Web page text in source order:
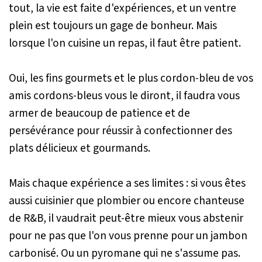
tout, la vie est faite d'expériences, et un ventre
plein est toujours un gage de bonheur. Mais
lorsque l'on cuisine un repas, il faut être patient.
Oui, les fins gourmets et le plus cordon-bleu de vos
amis cordons-bleus vous le diront, il faudra vous
armer de beaucoup de patience et de
persévérance pour réussir à confectionner des
plats délicieux et gourmands.
Mais chaque expérience a ses limites : si vous êtes
aussi cuisinier que plombier ou encore chanteuse
de R&B, il vaudrait peut-être mieux vous abstenir
pour ne pas que l'on vous prenne pour un jambon
carbonisé. Ou un pyromane qui ne s'assume pas.